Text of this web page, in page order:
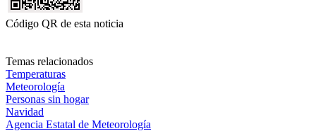
Código QR de esta noticia
Temas relacionados
Temperaturas
Meteorología
Personas sin hogar
Navidad
Agencia Estatal de Meteorología